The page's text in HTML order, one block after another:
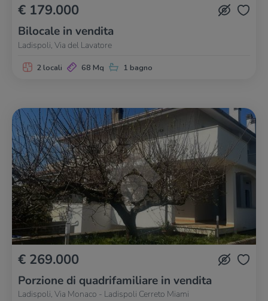
€ 179.000
Bilocale in vendita
Ladispoli, Via del Lavatore
2 locali 68 Mq 1 bagno
€ 269.000
Porzione di quadrifamiliare in vendita
Ladispoli, Via Monaco - Ladispoli Cerreto Miami